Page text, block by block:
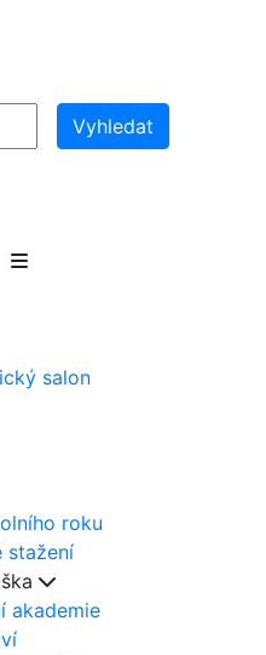
Vyhledat
salon
roku
stažení
akademie